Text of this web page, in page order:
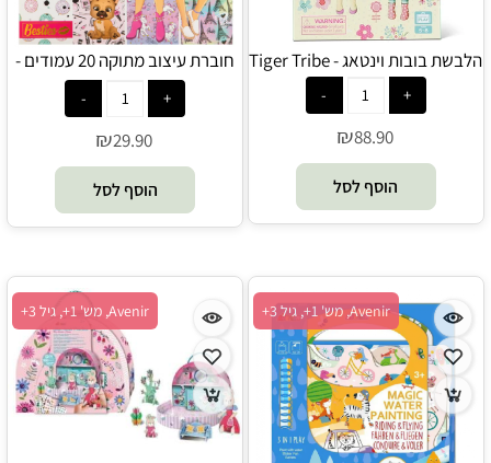
הלבשת בובות וינטאג - Tiger Tribe
₪88.90
הוסף לסל
חוברת עיצוב מתוקה 20 עמודים -
Grafix Besties
₪29.90
הוסף לסל
Avenir, מש' 1+, גיל 3+ Avenir, מש' 1+, גיל 3+